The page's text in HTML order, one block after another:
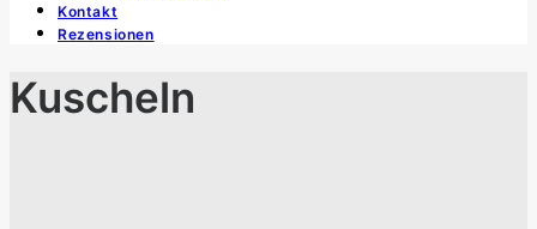
Kontakt
Rezensionen
Kuscheln